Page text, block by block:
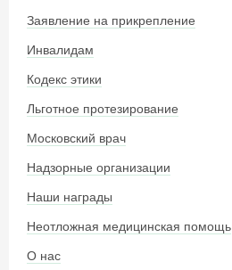
Заявление на прикрепление
Инвалидам
Кодекс этики
Льготное протезирование
Московский врач
Надзорные организации
Наши награды
Неотложная медицинская помощь
О нас